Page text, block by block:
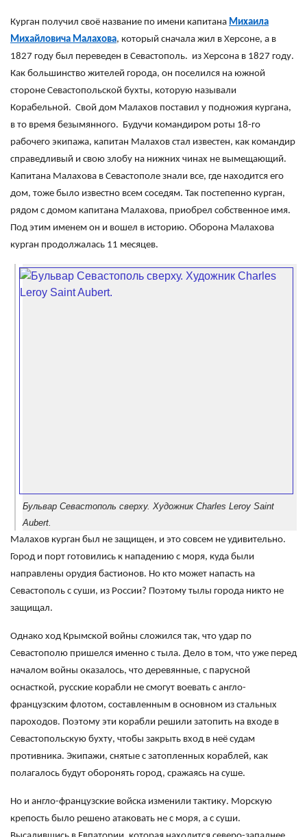
Курган получил своё название по имени капитана Михаила
Михайловича Малахова, который сначала жил в Херсоне, а в
1827 году был переведен в Севастополь. из Херсона в 1827 году.
Как большинство жителей города, он поселился на южной
стороне Севастопольской бухты, которую называли
Корабельной. Свой дом Малахов поставил у подножия кургана,
в то время безымянного. Будучи командиром роты 18-го
рабочего экипажа, капитан Малахов стал известен, как командир
справедливый и свою злобу на нижних чинaх не вымещающий.
Капитана Малахова в Севастополе знали все, где находится его
дом, тоже было известно всем соседям. Так постепенно курган,
рядом с домом капитана Малахова, приобрел собственное имя.
Под этим именем он и вошел в историю. Оборона Малахова
курган продолжалась 11 месяцев.
Бульвар Севастополь сверху. Художник Charles Leroy Saint
Aubert.
Малахов курган был не защищен, и это совсем не удивительно.
Город и порт готовились к нападению с моря, куда были
направлены орудия бастионов. Но кто может напасть на
Севастополь с суши, из России? Поэтому тылы города никто не
защищал.
​Однако ход Крымской войны сложился так, что удар по
Севастополю пришелся именно с тыла. Дело в том, что уже перед
началом войны оказалось, что деревянные, с парусной
оснасткой, русские корабли не смогут воевать с англо-
французским флотом, составленным в основном из стальных
пароходов. Поэтому эти корабли решили затопить на входе в
Севастопольскую бухту, чтобы закрыть вход в неё судам
противника. Экипажи, снятые с затопленных кораблей, как
полагалось будут оборонять город, сражаясь на суше.
Но и англо-французские войска изменили тактику. Морскую
крепость было решено атаковать не с моря, а с суши.